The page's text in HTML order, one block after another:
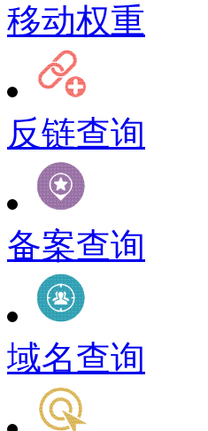
移动权重
反链查询
备案查询
域名查询